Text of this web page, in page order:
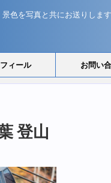
色を写真と共にお送りします
ィール お問い
登山